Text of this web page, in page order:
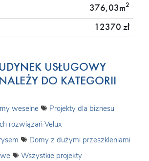
376,03m2
12370 zł
USŁUGOWY
DO KATEGORII
weselne
Projekty dla biznesu
rozwiązań Velux
Domy z dużymi przeszkleniami
Wszystkie projekty